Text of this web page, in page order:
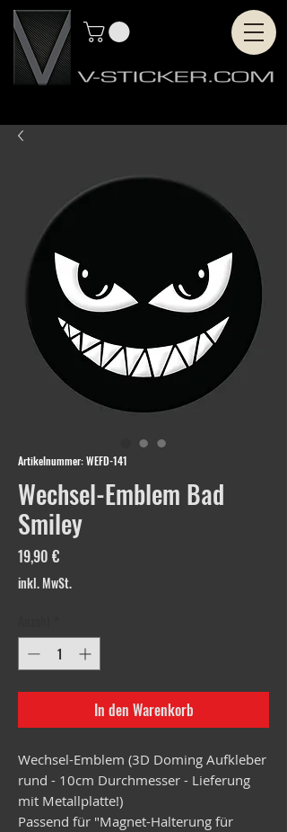
Artikelnummer: WEFD-141
Wechsel-Emblem Bad
Smiley
19,90 €Preis
inkl. MwSt.
In den Warenkorb
Wechsel-Emblem (3D Doming Aufkleber
rund - 10cm Durchmesser - Lieferung
mit Metallplatte!)
Passend für "Magnet-Halterung für